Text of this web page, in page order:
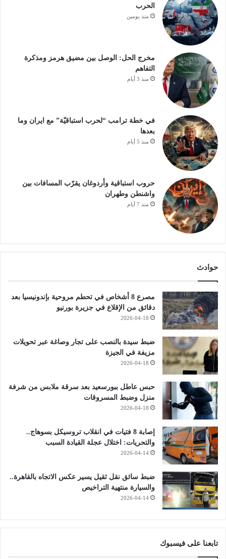
الحرب
منذ يومين
مخرج الحل: الوصل بين مضيق هرمز ومذكرة
التفاهم
منذ 3 أيام
في خطة ترامب “لحرب استباقيّة” مع ايران وما
بعدها
منذ 5 أيام
حروب استباقية وأردوغان يقرّب المسافات بين
واشنطن وطهران
منذ 7 أيام
حوادث
مصرع 8 أشخاص في تحطم مروحية بإندونيسيا بعد
دقائق من الإقلاع في جزيرة بورنيو
2026-04-18
ضبط سيدة بالنصب على تجار وصاغة عبر تحويلات
مزيفة في الجيزة
2026-04-18
حبس عاطل ببورسعيد بعد سرقة ملابس من شرفة
منزل وضبط المسروقات
2026-04-18
إصابة 8 فتيات في انقلاب تروسيكل بسوهاج..
والتحريات: اختلال عجلة القيادة السبب
2026-04-14
ضبط سائق نقل ثقيل يسير عكس الاتجاه بالقاهرة..
والسيارة منتهية التراخيص
2026-04-14
تابعنا على فيسبوك